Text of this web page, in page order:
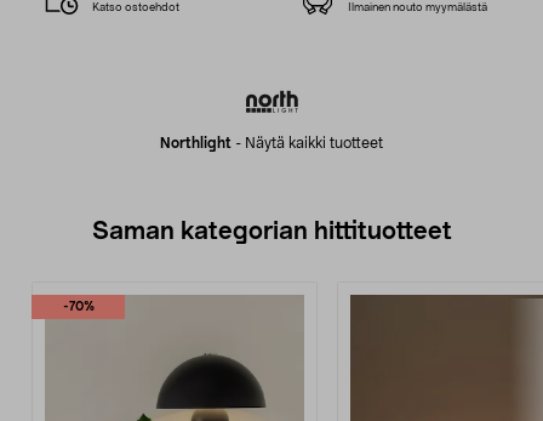
Northlight - Näytä kaikki tuotteet
Katso ostoehdot Ilmainen nouto myymälästä
Saman kategorian hittituotteet
-70%